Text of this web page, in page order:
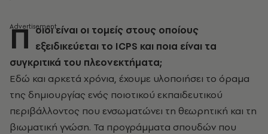
Π οιοι είναι οι τομείς στους οποίους
εξειδικεύεται το ICPS και ποια είναι τα
συγκριτικά του πλεονεκτήματα;
Εδώ και αρκετά χρόνια, έχουμε υλοποιήσει το όραμα
της δημιουργίας ενός ποιοτικού εκπαιδευτικού
περιβάλλοντος που ενσωματώνει τη θεωρητική και τη
βιωματική γνώση. Τα προγράμματα σπουδών που